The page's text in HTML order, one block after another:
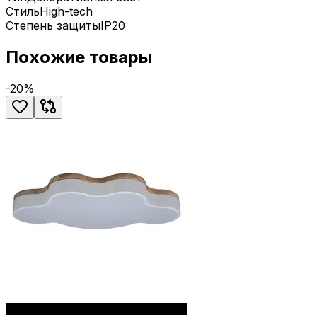
СтильHigh-tech
Степень защитыIP20
Похожие товары
-20%